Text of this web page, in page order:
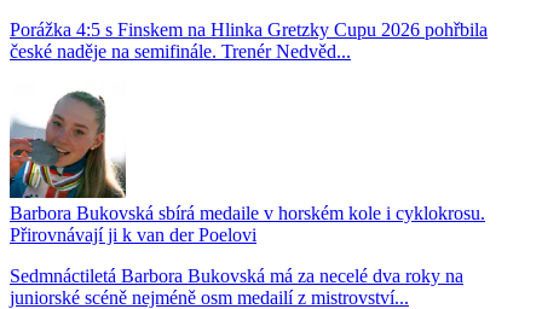
Porážka 4:5 s Finskem na Hlinka Gretzky Cupu 2026 pohřbila
české naděje na semifinále. Trenér Nedvěd...
Barbora Bukovská sbírá medaile v horském kole i cyklokrosu.
Přirovnávají ji k van der Poelovi
Sedmnáctiletá Barbora Bukovská má za necelé dva roky na
juniorské scéně nejméně osm medailí z mistrovství...